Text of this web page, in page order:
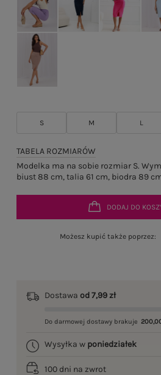
S M L
TABELA ROZMIARÓW
Modelka ma na sobie rozmiar S.
biust 88 cm, talia 61 cm, biodra 89
DODAJ DO
Możesz kupić także poprzez:
Dostawaod 7,99 zł
Do darmowej dostawy brakuje
Wysyłka w poniedziałek
100 dni na zwrot